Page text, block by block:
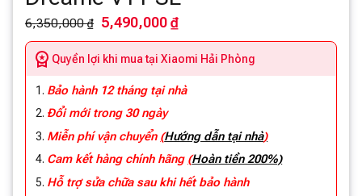
6,350,000 ₫ 5,490,000 ₫
Quyền lợi khi mua tại Xiaomi Hải Phòng
Bảo hành 12 tháng tại nhà
Đổi mới trong 30 ngày
Miễn phí vận chuyển (Hướng dẫn tại nhà)
Cam kết hàng chính hãng (Hoàn tiền 200%)
Hỗ trợ sửa chữa sau khi hết bảo hành